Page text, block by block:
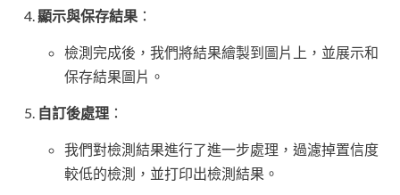
顯示與保存結果 ：
檢測完成後，我們將結果繪製到圖片上，並展示和
保存結果圖片。
自訂後處理 ：
我們對檢測結果進行了進一步處理，過濾掉置信度
較低的檢測，並打印出檢測結果。